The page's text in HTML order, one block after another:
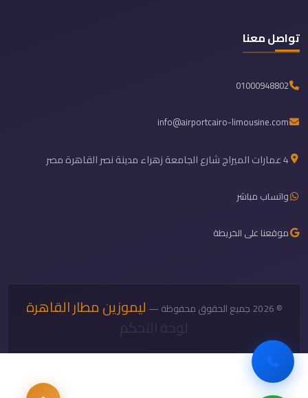
تواصل معنا
01000948802
info@airportcairo-limousine.com
4 عمارات الميراج شارع الجامعة زهراء مدينة نصر القاهرة مصر
واتساب مباشر
موقعنا على الخريطة
ليموزين مطار القاهرة